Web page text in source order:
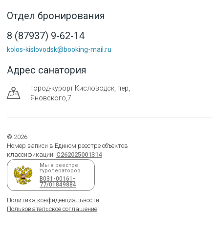
Отдел бронирования
8 (87937) 9-62-14
kolos-kislovodsk@booking-mail.ru
Адрес санатория
город-курорт Кисловодск пер,
Яновского,7
© 2026
Номер записи в Едином реестре объектов
классификации: С262025001314
Мы в реестре
туроператоров
В031-00161-
77/01849884
Политика конфиденциальности
Пользовательское соглашение